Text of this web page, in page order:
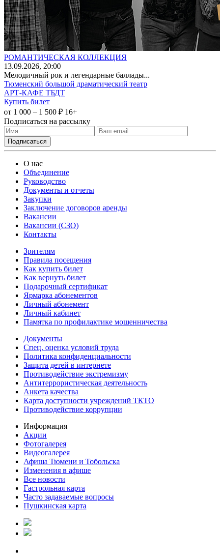
РОМАНТИЧЕСКАЯ КОЛЛЕКЦИЯ
13.09.2026, 20:00
Мелодичный рок и легендарные баллады...
Тюменский большой драматический театр
АРТ-КАФЕ ТБДТ
Купить билет
от 1 000 – 1 500 ₽ 16+
Подписаться на рассылку
О нас
Объединение
Руководство
Документы и отчеты
Закупки
Заключение договоров аренды
Вакансии
Вакансии (СЗО)
Контакты
Зрителям
Правила посещения
Как купить билет
Как вернуть билет
Подарочный сертификат
Ярмарка абонементов
Личный абонемент
Личный кабинет
Памятка по профилактике мошенничества
Документы
Спец. оценка условий труда
Политика конфиденциальности
Защита детей в интернете
Противодействие экстремизму
Антитеррористическая деятельность
Анкета качества
Карта доступности учреждений ТКТО
Противодействие коррупции
Информация
Акции
Фотогалерея
Видеогалерея
Афиша Тюмени и Тобольска
Изменения в афише
Все новости
Гастрольная карта
Часто задаваемые вопросы
Пушкинская карта